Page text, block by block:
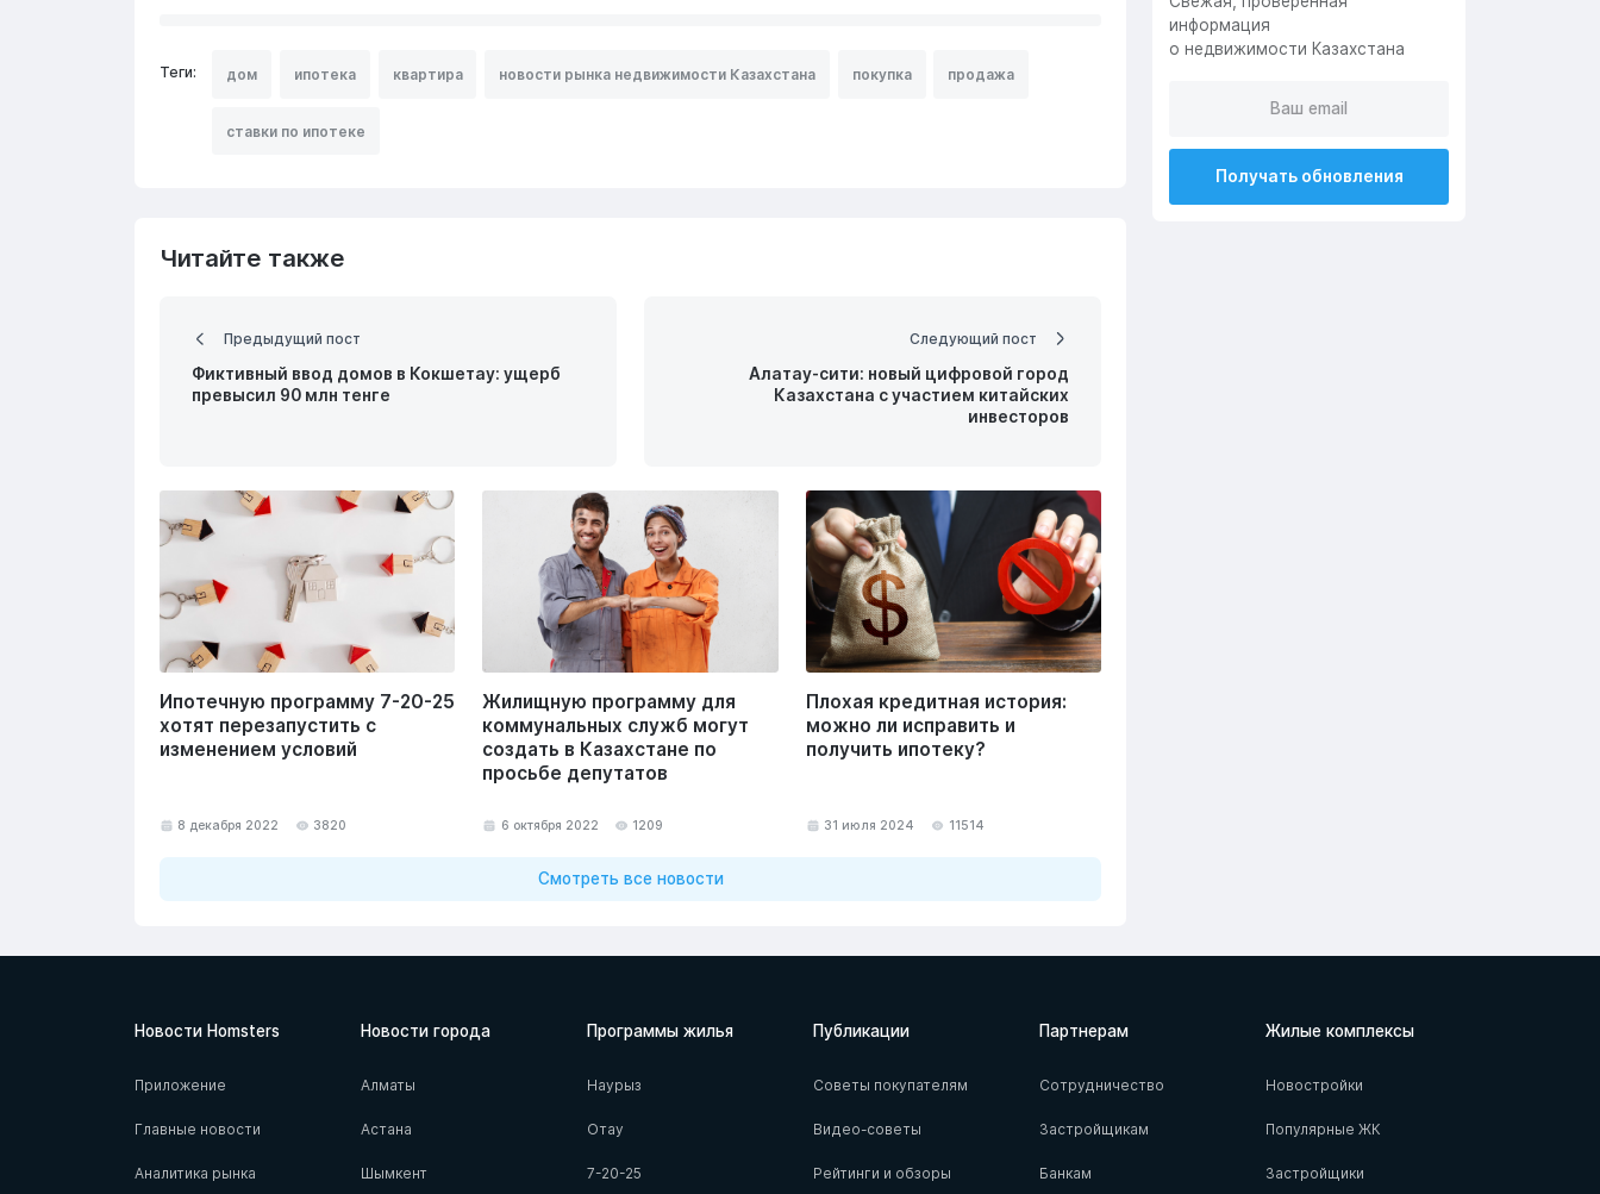
Теги: дом ипотека квартира новости рынка недвижимости Казахстана покупка продажа
ставки по ипотеке
Читайте также
Предыдущий пост
Фиктивный ввод домов в Кокшетау: ущерб
превысил 90 млн тенге
Следующий пост
Алатау-сити: новый цифровой город
Казахстана с участием китайских
инвесторов
Ипотечную программу 7-20-25
хотят перезапустить с
изменением условий
8 декабря 2022 3820
Жилищную программу для
коммунальных служб могут
создать в Казахстане по
просьбе депутатов
6 октября 2022 1209
Плохая кредитная история:
можно ли исправить и
получить ипотеку?
31 июля 2024 11514
Смотреть все новости
информация
о недвижимости Казахстана
Получать обновления
Новости Homsters
Приложение
Главные новости
Аналитика рынка
Новости города
Алматы
Астана
Шымкент
Программы жилья
Наурыз
Отау
7-20-25
Публикации
Советы покупателям
Видео-советы
Рейтинги и обзоры
Партнерам
Сотрудничество
Застройщикам
Банкам
Жилые комплексы
Новостройки
Популярные ЖК
Застройщики